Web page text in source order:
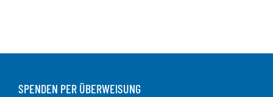
SPENDEN PER ÜBERWEISUNG